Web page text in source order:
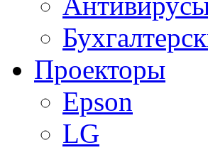
Проекторы
Epson
LG